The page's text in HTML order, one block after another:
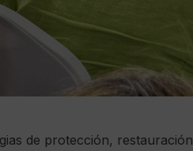
de protección, restauración